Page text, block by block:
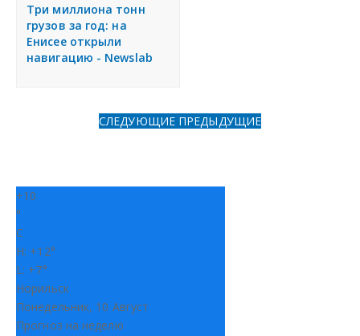
Три миллиона тонн
грузов за год: на
Енисее открыли
навигацию - Newslab
СЛЕДУЮЩИЕ ПРЕДЫДУЩИЕ
+10
°
C
H: +12°
L: +7°
Норильск
Понедельник, 10 Август
Прогноз на неделю